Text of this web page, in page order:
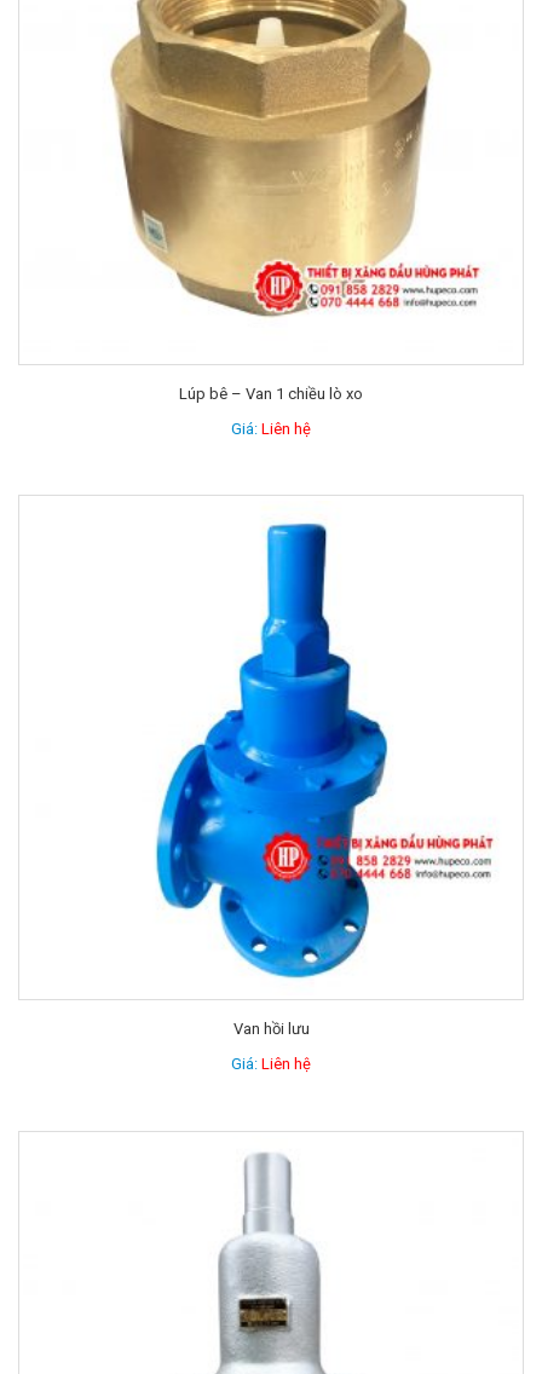
Lúp bê – Van 1 chiều lò xo
Giá: Liên hệ
Van hồi lưu
Giá: Liên hệ